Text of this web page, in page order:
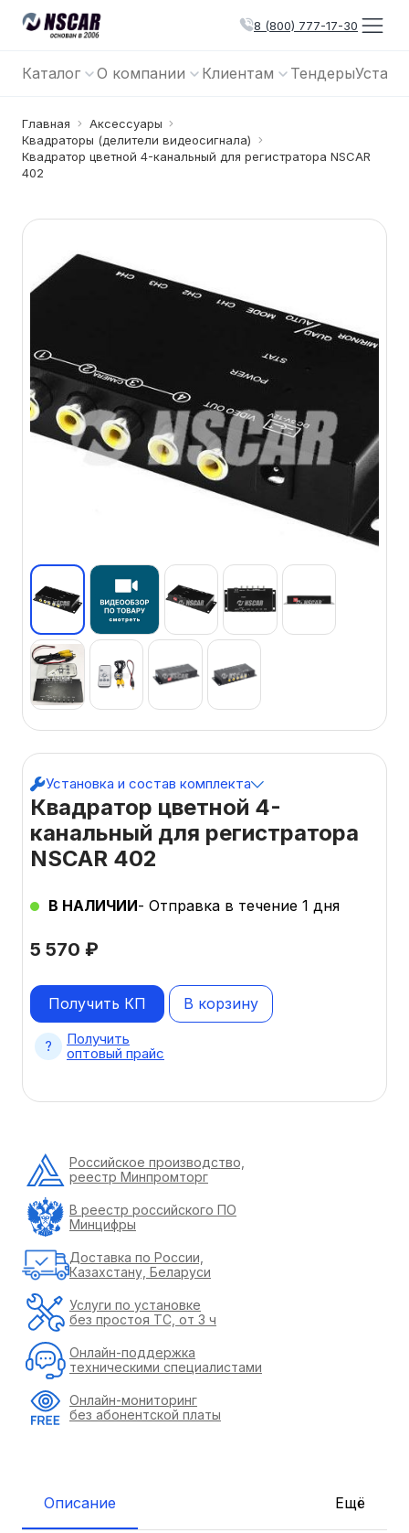
8 (800) 777-17-30
Каталог О компании Клиентам Тендеры
Главная
Аксессуары
Квадраторы (делители видеосигнала)
Квадратор цветной 4-канальный для регистратора NSCAR
402
Квадратор цветной 4-
канальный для регистратора
NSCAR 402
5 570 ₽
В НАЛИЧИИ- Отправка в течение 1 дня
Установка и состав комплекта
В корзину
Получить КП
Получить
оптовый прайс
Описание Ещё
Российское производство,
реестр Минпромторг
В реестр российского ПО
Минцифры
Доставка по России,
Казахстану, Беларуси
Услуги по установке
без простоя ТС, от 3 ч
Онлайн-поддержка
техническими специалистами
Онлайн-мониторинг
без абонентской платы